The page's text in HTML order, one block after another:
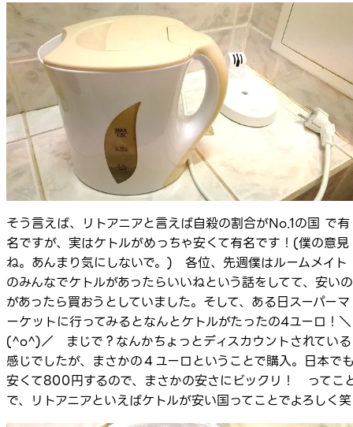
そう言えば、リトアニアと言えば自殺の割合がNo.1の国 で有
名ですが、実はケトルがめっちゃ安くて有名です！(僕の意見
ね。あんまり気にしないで。) 各位、先週僕はルームメイト
のみんなでケトルがあったらいいねという話をしてて、安いの
があったら買おうとしていました。そして、ある日スーパーマ
ーケットに行ってみるとなんとケトルがたったの4ユーロ！＼
(^o^)／ まじで？なんかちょっとディスカウントされている
感じでしたが、まさかの４ユーロということで購入。日本で
安くて800円するので、まさかの安さにビックリ！ ってこ
で、リトアニアといえばケトルが安い国ってことでよろしく笑